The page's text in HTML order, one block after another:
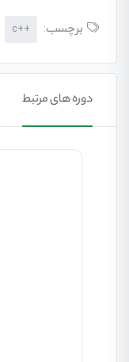
برچسب: ++c
دوره های مرتبط